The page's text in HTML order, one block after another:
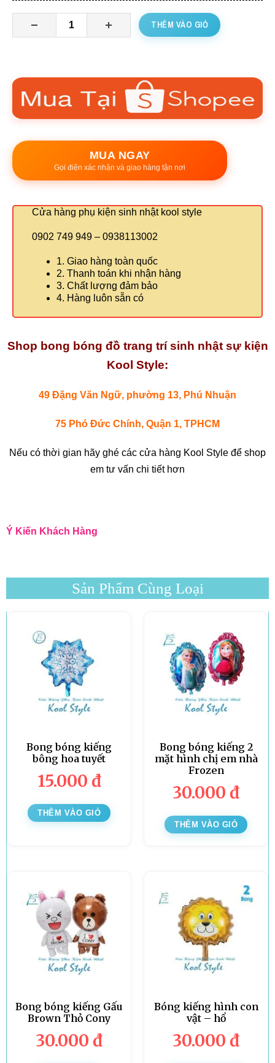
THÊM VÀO GIỎ
MUA NGAY
Gọi điện xác nhận và giao hàng tận nơi
Cửa hàng phụ kiện sinh nhật kool style
0902 749 949 – 0938113002
1. Giao hàng toàn quốc
2. Thanh toán khi nhận hàng
3. Chất lượng đảm bảo
4. Hàng luôn sẵn có
Shop bong bóng đồ trang trí sinh nhật sự kiện
Kool Style:
49 Đặng Văn Ngữ, phường 13, Phú Nhuận
75 Phó Đức Chính, Quận 1, TPHCM
Nếu có thời gian hãy ghé các cửa hàng Kool Style để shop
em tư vấn chi tiết hơn
Ý Kiến Khách Hàng
Sản Phẩm Cùng Loại
Bong bóng kiếng
bông hoa tuyết
15.000 đ
THÊM VÀO GIỎ
Bong bóng kiếng 2
mặt hình chị em nhà
Frozen
30.000 đ
THÊM VÀO GIỎ
Bong bóng kiếng Gấu
Brown Thỏ Cony
30.000 đ
Bóng kiếng hình con
vật – hổ
30.000 đ